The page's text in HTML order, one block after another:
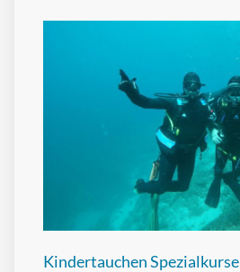
Kindertauchen Spezialkurse